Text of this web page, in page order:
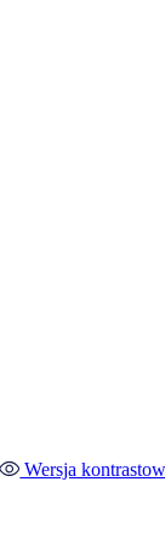
Wersja